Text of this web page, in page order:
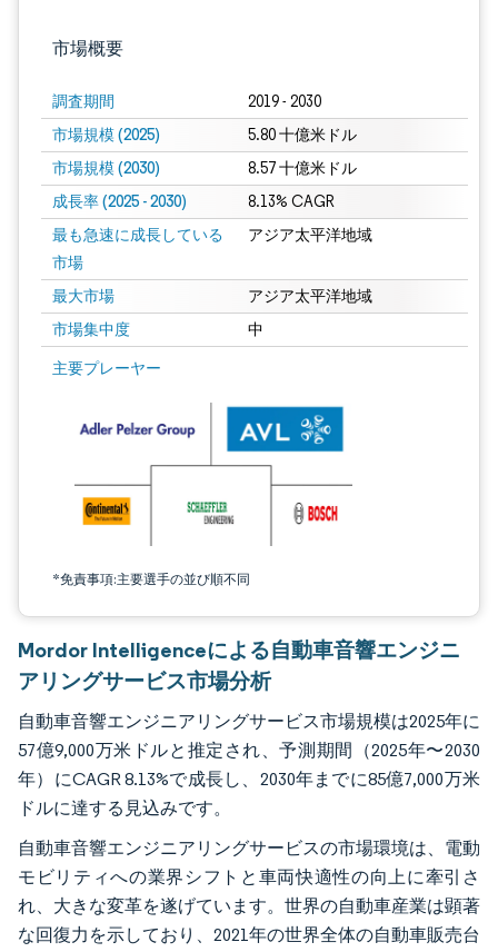
市場概要
調査期間 2019 - 2030
市場規模 (2025) 5.80 十億米ドル
市場規模 (2030) 8.57 十億米ドル
成長率 (2025 - 2030) 8.13% CAGR
最も急速に成長している
市場
アジア太平洋地域
最大市場 アジア太平洋地域
市場集中度 中
主要プレーヤー
*免責事項:主要選手の並び順不同
画像 © Mordor Intelligence。再利用にはCC BY 4.0の表示が必要です。
Mordor Intelligenceによる自動車音響エンジニ
アリングサービス市場分析
自動車音響エンジニアリングサービス市場規模は2025年に
57億9,000万米ドルと推定され、予測期間（2025年〜2030
年）にCAGR 8.13%で成長し、2030年までに85億7,000万米
ドルに達する見込みです。
自動車音響エンジニアリングサービスの市場環境は、電動
モビリティへの業界シフトと車両快適性の向上に牽引さ
れ、大きな変革を遂げています。世界の自動車産業は顕著
な回復力を示しており、2021年の世界全体の自動車販売台